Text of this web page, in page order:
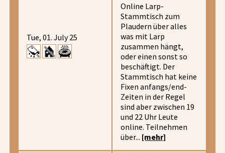
Tue, 01. July 25
Online Larp-
Stammtisch zum
Plaudern über alles
was mit Larp
zusammen hängt,
oder einen sonst so
beschäftigt. Der
Stammtisch hat keine
Fixen anfangs/end-
Zeiten in der Regel
sind aber zwischen 19
und 22 Uhr Leute
online. Teilnehmen
über... [mehr]